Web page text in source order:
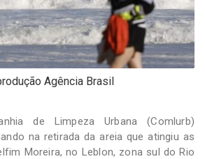
Agência Brasil
de Limpeza Urbana (Comlurb)
na retirada da areia que atingiu as
Moreira, no Leblon, zona sul do Rio